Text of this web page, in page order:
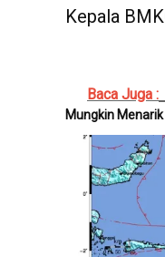
Kepala
Baca Juga :
Mungkin Menarik